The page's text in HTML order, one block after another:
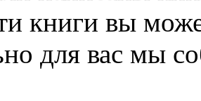
книги вы
для вас мы